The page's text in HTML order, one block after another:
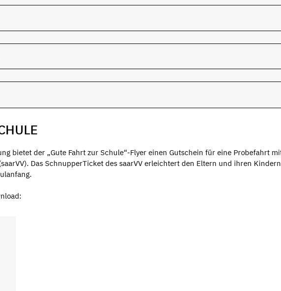
bietet der „Gute Fahrt zur Schule“-Flyer einen Gutschein für eine Probefahrt
Das SchnupperTicket des saarVV erleichtert den Eltern und ihren